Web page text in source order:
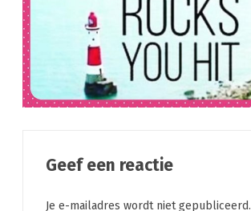
Geef een reactie
Je e-mailadres wordt niet gepubliceerd.